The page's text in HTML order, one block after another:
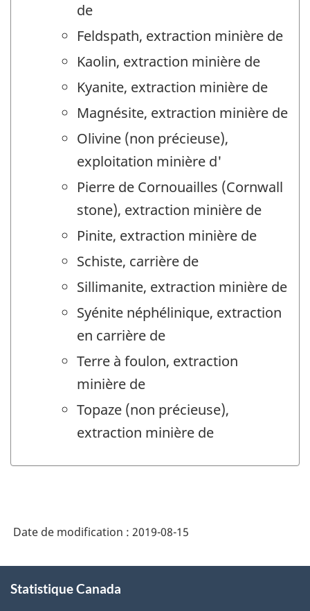
de
Feldspath, extraction minière de
Kaolin, extraction minière de
Kyanite, extraction minière de
Magnésite, extraction minière de
Olivine (non précieuse),
exploitation minière d'
Pierre de Cornouailles (Cornwall
stone), extraction minière de
Pinite, extraction minière de
Schiste, carrière de
Sillimanite, extraction minière de
Syénite néphélinique, extraction
en carrière de
Terre à foulon, extraction
minière de
Topaze (non précieuse),
extraction minière de
Date de modification : 2019-08-15
propos
Statistique Canada